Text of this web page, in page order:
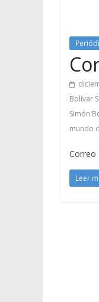
Bolívar
Simón
mundo
Correo
Leer